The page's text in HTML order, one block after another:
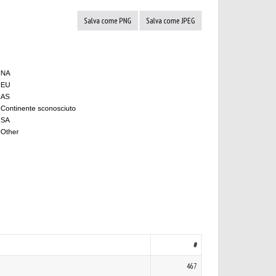
Salva come PNG Salva come JPEG
NA
EU
AS
Continente sconosciuto
SA
Other
#
467